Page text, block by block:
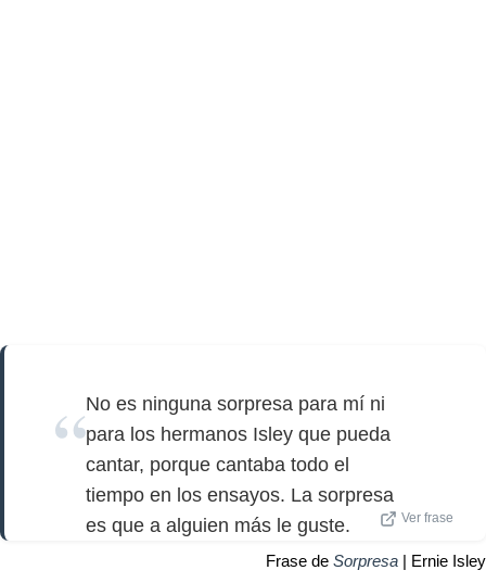
No es ninguna sorpresa para mí ni
para los hermanos Isley que pueda
cantar, porque cantaba todo el
tiempo en los ensayos. La sorpresa
es que a alguien más le guste.
Ver frase
Frase de Sorpresa | Ernie Isley